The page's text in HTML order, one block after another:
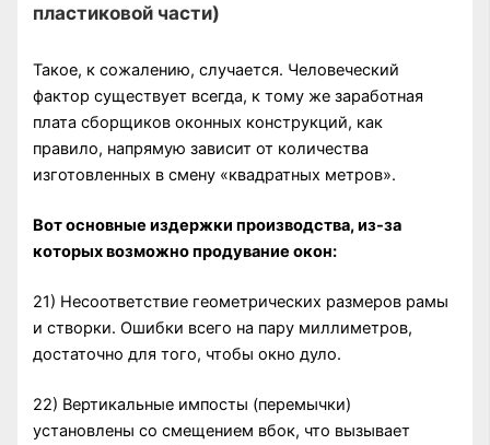
пластиковой части)
Такое, к сожалению, случается. Человеческий
фактор существует всегда, к тому же заработная
плата сборщиков оконных конструкций, как
правило, напрямую зависит от количества
изготовленных в смену «квадратных метров».
Вот основные издержки производства, из-за
которых возможно продувание окон:
21) Несоответствие геометрических размеров рамы
и створки. Ошибки всего на пару миллиметров,
достаточно для того, чтобы окно дуло.
22) Вертикальные импосты (перемычки)
установлены со смещением вбок, что вызывает